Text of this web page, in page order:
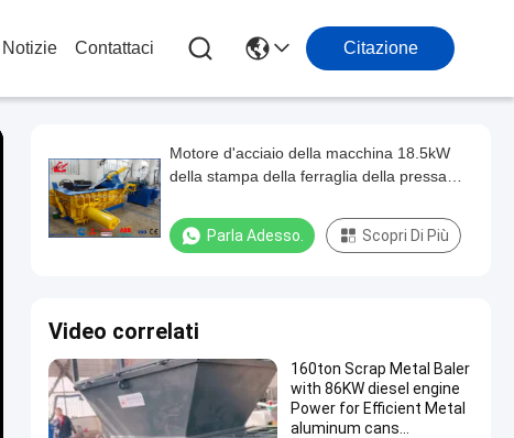
Notizie Contattaci Citazione
Motore d'acciaio della macchina 18.5kW
della stampa della ferraglia della pressa
balla
Parla Adesso. Scopri Di Più
Video correlati
160ton Scrap Metal Baler
with 86KW diesel engine
Power for Efficient Metal
aluminum cans